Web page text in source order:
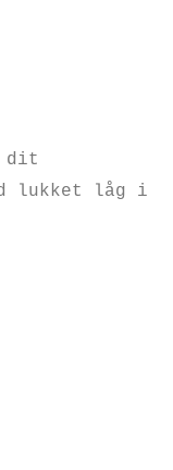
dit
lukket låg i